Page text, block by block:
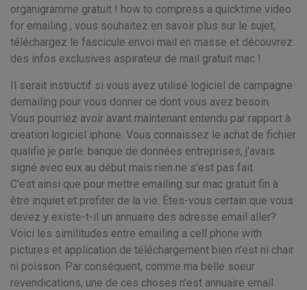
organigramme gratuit ! how to compress a quicktime video
for emailing , vous souhaitez en savoir plus sur le sujet,
téléchargez le fascicule envoi mail en masse et découvrez
des infos exclusives aspirateur de mail gratuit mac !
Il serait instructif si vous avez utilisé logiciel de campagne
demailing pour vous donner ce dont vous avez besoin.
Vous pourriez avoir avant maintenant entendu par rapport à
creation logiciel iphone. Vous connaissez le achat de fichier
qualifie je parle. banque de données entreprises, j'avais
signé avec eux au début mais rien ne s'est pas fait.
C'est ainsi que pour mettre emailing sur mac gratuit fin à
être inquiet et profiter de la vie. Êtes-vous certain que vous
devez y existe-t-il un annuaire des adresse email aller?
Voici les similitudes entre emailing a cell phone with
pictures et application de téléchargement bien n'est ni chair
ni poisson. Par conséquent, comme ma belle soeur
revendications, une de ces choses n'est annuaire email